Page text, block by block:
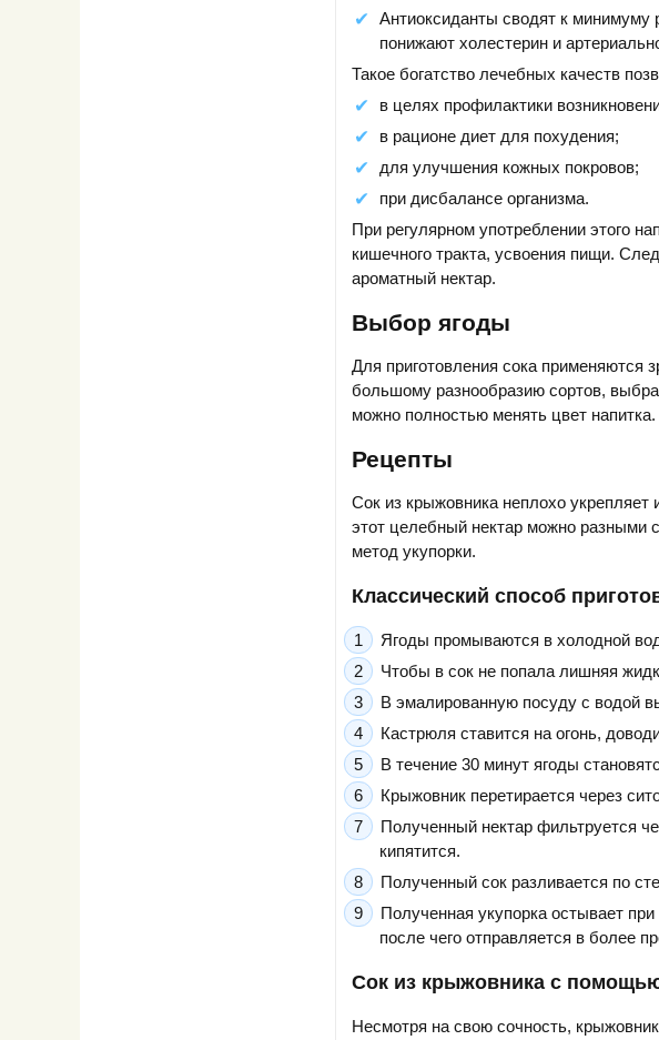
Антиоксиданты сводят к минимуму
понижают холестерин и
Такое богатство лечебных качеств
в целях профилактики
в рационе диет для похудения;
для улучшения кожных покровов;
при дисбалансе организма.
При регулярном употреблении этого
кишечного тракта, усвоения пищи.
ароматный нектар.
Выбор ягоды
Для приготовления сока применяются
большому разнообразию сортов,
можно полностью менять цвет напитка.
Рецепты
Сок из крыжовника неплохо
этот целебный нектар можно разными
метод укупорки.
Классический способ
Ягоды промываются в холодной
Чтобы в сок не попала лишняя
В эмалированную посуду с водой
Кастрюля ставится на огонь,
В течение 30 минут ягоды
Крыжовник перетирается через
Полученный нектар фильтруется
кипятится.
Полученный сок разливается по
Полученная укупорка остывает
после чего отправляется в более
Сок из крыжовника с
Несмотря на свою сочность,